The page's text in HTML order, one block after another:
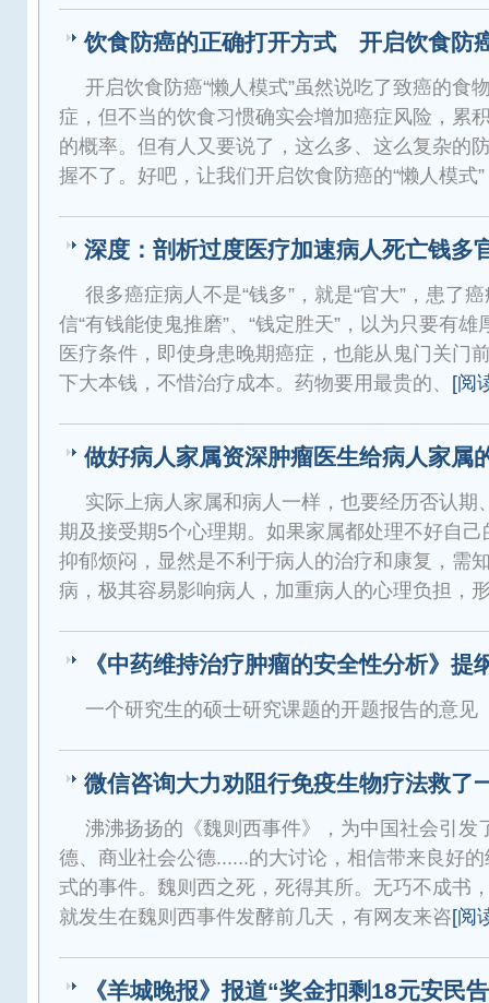
饮食防癌的正确打开方式 开启饮食防
开启饮食防癌“懒人模式”虽然说吃了致癌的食
症，但不当的饮食习惯确实会增加癌症风险，累
的概率。但有人又要说了，这么多、这么复杂的
握不了。好吧，让我们开启饮食防癌的“懒人模式”
深度：剖析过度医疗加速病人死亡钱多
很多癌症病人不是“钱多”，就是“官大”，患了
信“有钱能使鬼推磨”、“钱定胜天”，以为只要有
医疗条件，即使身患晚期癌症，也能从鬼门关门
下大本钱，不惜治疗成本。药物要用最贵的、 [阅
做好病人家属资深肿瘤医生给病人家属
实际上病人家属和病人一样，也要经历否认期
期及接受期5个心理期。如果家属都处理不好自
抑郁烦闷，显然是不利于病人的治疗和康复，需
病，极其容易影响病人，加重病人的心理负担，
《中药维持治疗肿瘤的安全性分析》提
一个研究生的硕士研究课题的开题报告的意见
微信咨询大力劝阻行免疫生物疗法救了
沸沸扬扬的《魏则西事件》，为中国社会引发
德、商业社会公德......的大讨论，相信带来良好
式的事件。魏则西之死，死得其所。无巧不成
就发生在魏则西事件发酵前几天，有网友来咨[阅
《羊城晚报》报道“奖金扣剩18元安民